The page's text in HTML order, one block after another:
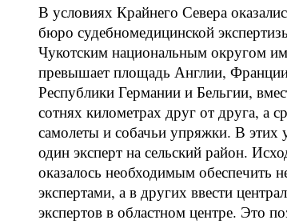
В условиях Крайнего Севера
бюро судебномедицинской
Чукотским национальным округом
превышает площадь Англии,
Республики Германии и Бельгии,
сотнях километрах друг от друга, а
самолеты и собачьи упряжки. В
один эксперт на сельский район.
оказалось необходимым обеспечить
экспертами, а в других ввести
экспертов в областном центре. Это